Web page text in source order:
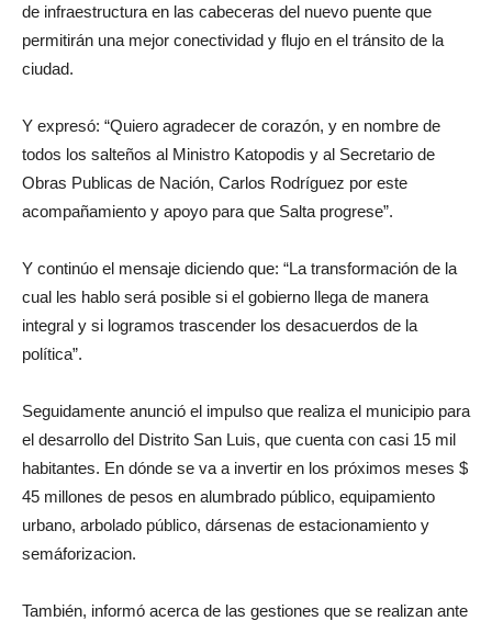
de infraestructura en las cabeceras del nuevo puente que
permitirán una mejor conectividad y flujo en el tránsito de la
ciudad.
Y expresó: “Quiero agradecer de corazón, y en nombre de
todos los salteños al Ministro Katopodis y al Secretario de
Obras Publicas de Nación, Carlos Rodríguez por este
acompañamiento y apoyo para que Salta progrese”.
Y continúo el mensaje diciendo que: “La transformación de la
cual les hablo será posible si el gobierno llega de manera
integral y si logramos trascender los desacuerdos de la
política”.
Seguidamente anunció el impulso que realiza el municipio para
el desarrollo del Distrito San Luis, que cuenta con casi 15 mil
habitantes. En dónde se va a invertir en los próximos meses $
45 millones de pesos en alumbrado público, equipamiento
urbano, arbolado público, dársenas de estacionamiento y
semáforizacion.
También, informó acerca de las gestiones que se realizan ante